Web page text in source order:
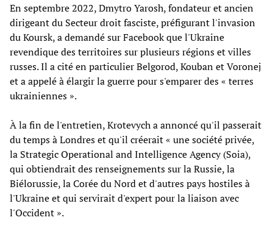
En septembre 2022, Dmytro Yarosh, fondateur et ancien
dirigeant du Secteur droit fasciste, préfigurant l'invasion
du Koursk, a demandé sur Facebook que l'Ukraine
revendique des territoires sur plusieurs régions et villes
russes. Il a cité en particulier Belgorod, Kouban et Voronej
et a appelé à élargir la guerre pour s'emparer des « terres
ukrainiennes ».
À la fin de l'entretien, Krotevych a annoncé qu'il passerait
du temps à Londres et qu'il créerait « une société privée,
la Strategic Operational and Intelligence Agency (Soia),
qui obtiendrait des renseignements sur la Russie, la
Biélorussie, la Corée du Nord et d'autres pays hostiles à
l'Ukraine et qui servirait d'expert pour la liaison avec
l'Occident ».